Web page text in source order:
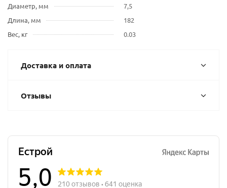
Диаметр, мм
7,5
Длина, мм
182
Вес, кг
0.03
Доставка и оплата
Отзывы